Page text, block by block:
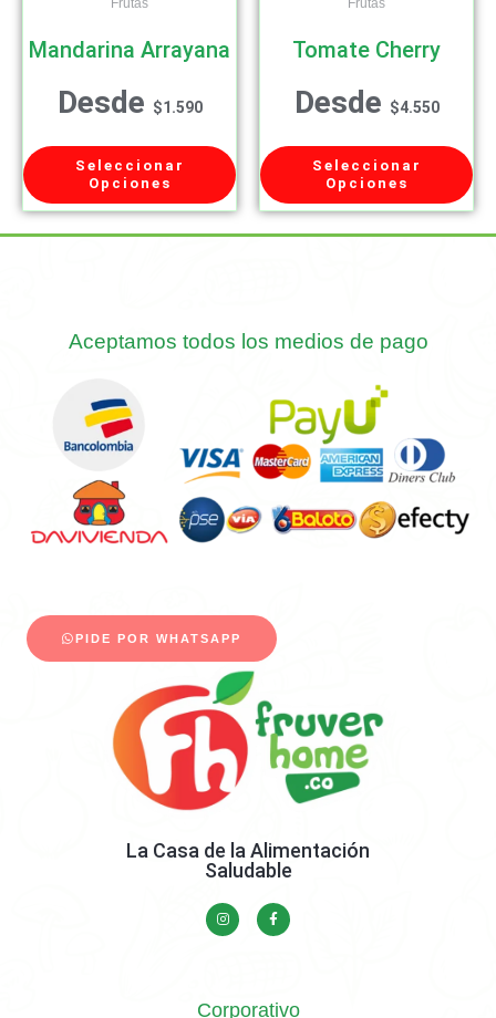
Mandarina Arrayana
Desde $1.590
Seleccionar
Opciones
Tomate Cherry
Desde $4.550
Seleccionar
Opciones
Aceptamos todos los medios de pago
PIDE POR WHATSAPP
La Casa de la Alimentación
Saludable
Corporativo